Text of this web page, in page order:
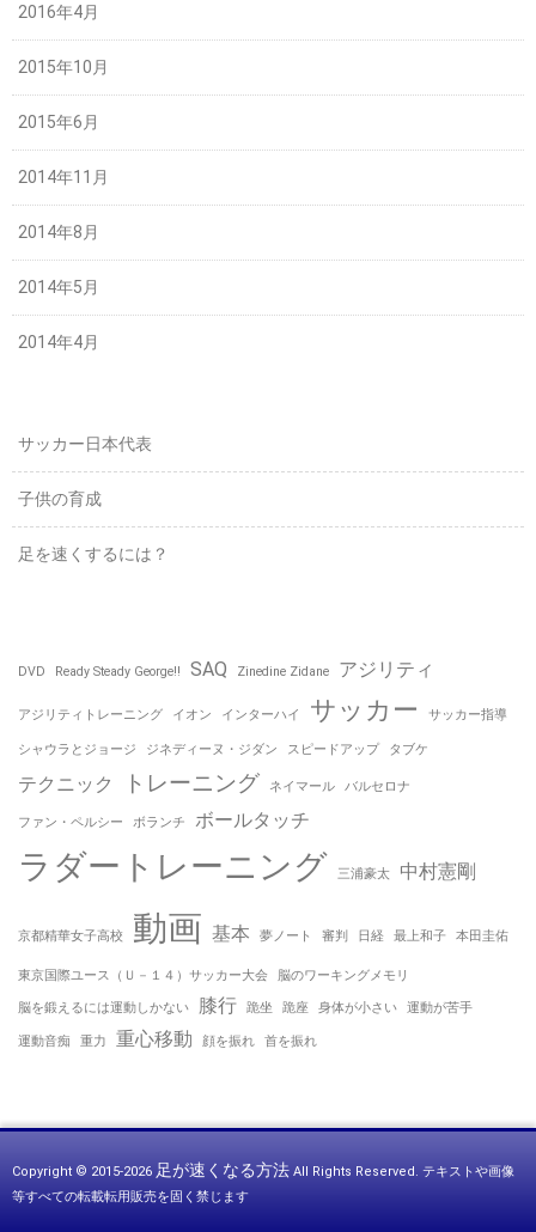
2016年4月
2015年10月
2015年6月
2014年11月
2014年8月
2014年5月
2014年4月
サッカー日本代表
子供の育成
足を速くするには？
DVD Ready Steady George!! SAQ Zinedine Zidane アジリティ
アジリティトレーニング イオン インターハイ サッカー サッカー指導
シャウラとジョージ ジネディーヌ・ジダン スピードアップ タブケ
テクニック トレーニング ネイマール バルセロナ
ファン・ペルシー ボランチ ボールタッチ
ラダートレーニング 三浦豪太 中村憲剛
京都精華女子高校 動画 基本 夢ノート 審判 日経 最上和子 本田圭佑
東京国際ユース（Ｕ－１４）サッカー大会 脳のワーキングメモリ
脳を鍛えるには運動しかない 膝行 跪坐 跪座 身体が小さい 運動が苦手
運動音痴 重力 重心移動 顔を振れ 首を振れ
Copyright © 2015-2026 足が速くなる方法 All Rights Reserved. テキストや画像
等すべての転載転用販売を固く禁じます